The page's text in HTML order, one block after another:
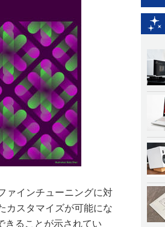
ァインチューニングに対
カスタマイズが可能にな
きることが示されてい